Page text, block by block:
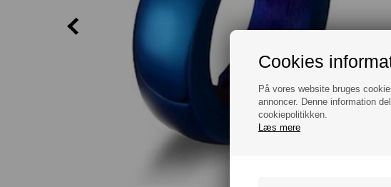
Cookies
På vores website bruges
annoncer. Denne information
cookiepolitikken.
Læs mere